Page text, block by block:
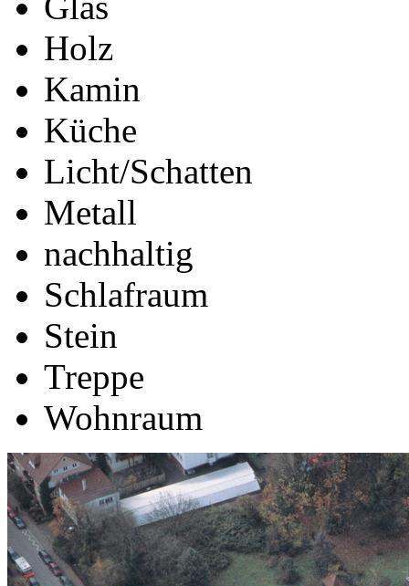
Holz
Kamin
Küche
Licht/Schatten
Metall
nachhaltig
Schlafraum
Stein
Treppe
Wohnraum